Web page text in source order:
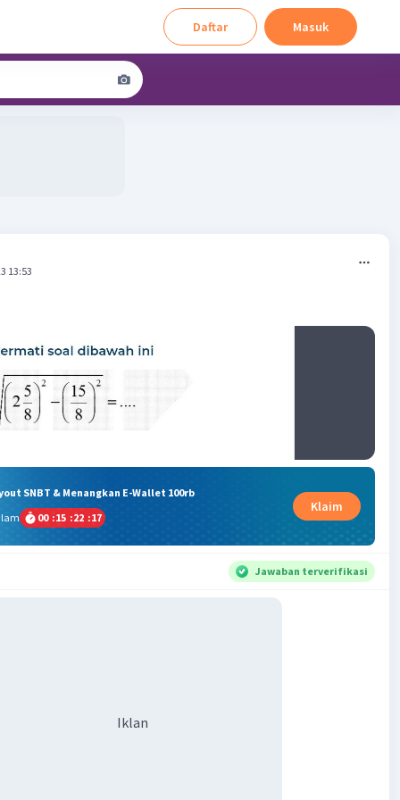
Daftar Masuk
13:53
SNBT & Menangkan E-Wallet 100rb
00 :15 :22 :17
Klaim
Jawaban terverifikasi
Iklan